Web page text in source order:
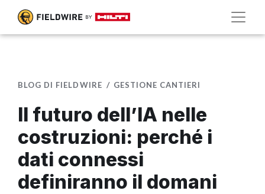
BLOG DI FIELDWIRE GESTIONE CANTIERI
Il futuro dell’IA nelle
costruzioni: perché i
dati connessi
definiranno il domani